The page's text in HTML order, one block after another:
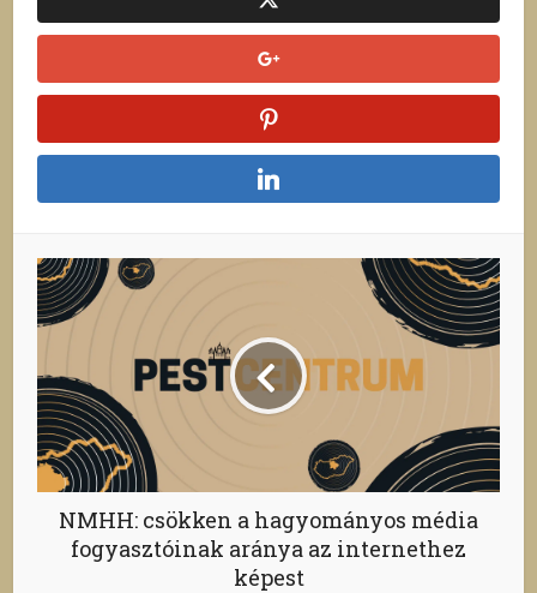
NMHH: csökken a hagyományos média
fogyasztóinak aránya az internethez
képest